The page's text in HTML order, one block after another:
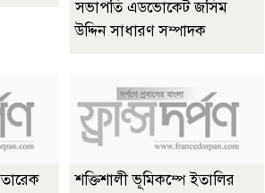
সভাপতি এডভোকেট জসিম
উদ্দিন সাধারণ সম্পাদক
শক্তিশালী ভূমিকম্পে ইতালির